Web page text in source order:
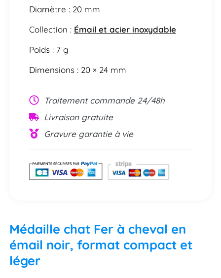
Diamètre : 20 mm
Collection : Émail et acier inoxydable
Poids : 7 g
Dimensions : 20 × 24 mm
Traitement commande 24/48h
Livraison gratuite
Gravure garantie à vie
Médaille chat Fer à cheval en
émail noir, format compact et
léger